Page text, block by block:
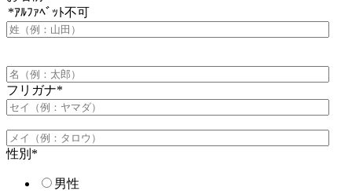
*ｱﾙﾌｧﾍﾞｯﾄ不可
フリガナ*
性別 *
男性